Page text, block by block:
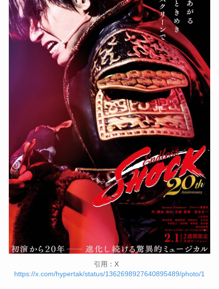
引用：X
https://x.com/hypertak/status/1362698927640895489/photo/1